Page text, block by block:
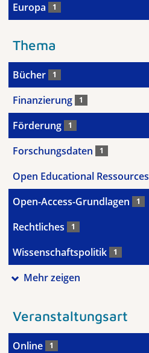
Europa 1
Thema
Bücher 1
Finanzierung 1
Förderung 1
Forschungsdaten 1
Open Educational Ressources
Open-Access-Grundlagen 1
Rechtliches 1
Wissenschaftspolitik 1
Mehr zeigen
Veranstaltungsart
Online 1